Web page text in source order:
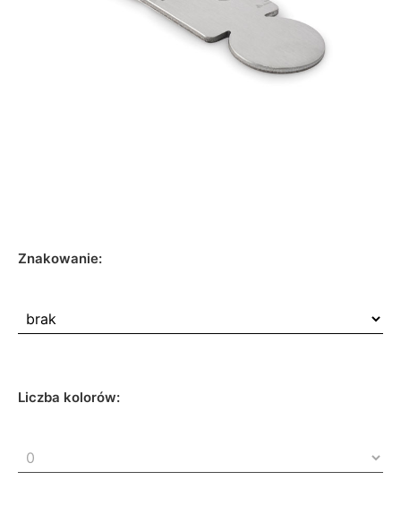
Znakowanie:
Liczba kolorów: